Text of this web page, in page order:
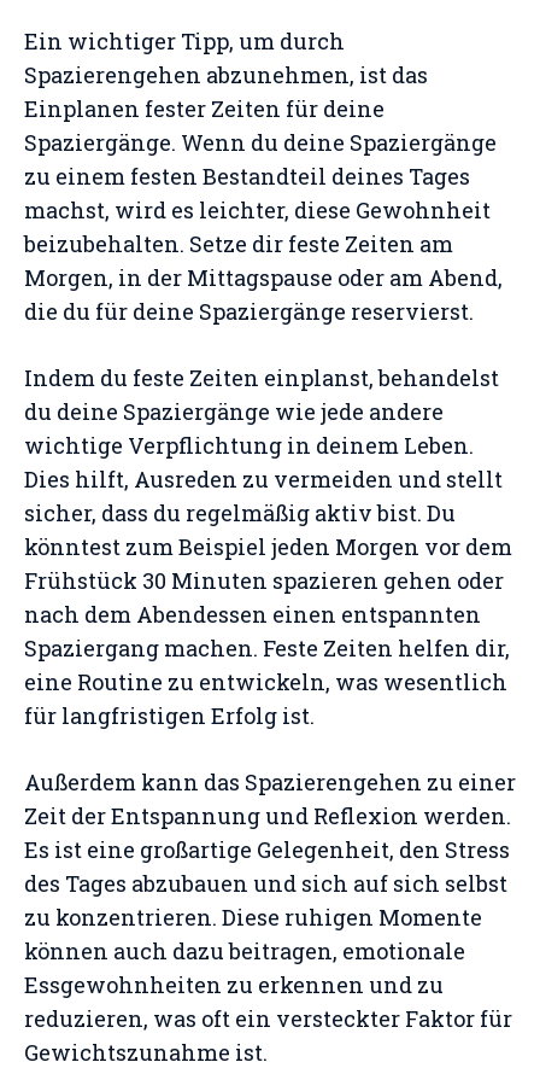
Ein wichtiger Tipp, um durch
Spazierengehen abzunehmen, ist das
Einplanen fester Zeiten für deine
Spaziergänge. Wenn du deine Spaziergänge
zu einem festen Bestandteil deines Tages
machst, wird es leichter, diese Gewohnheit
beizubehalten. Setze dir feste Zeiten am
Morgen, in der Mittagspause oder am Abend,
die du für deine Spaziergänge reservierst.
Indem du feste Zeiten einplanst, behandelst
du deine Spaziergänge wie jede andere
wichtige Verpflichtung in deinem Leben.
Dies hilft, Ausreden zu vermeiden und stellt
sicher, dass du regelmäßig aktiv bist. Du
könntest zum Beispiel jeden Morgen vor dem
Frühstück 30 Minuten spazieren gehen oder
nach dem Abendessen einen entspannten
Spaziergang machen. Feste Zeiten helfen dir,
eine Routine zu entwickeln, was wesentlich
für langfristigen Erfolg ist.
Außerdem kann das Spazierengehen zu einer
Zeit der Entspannung und Reflexion werden.
Es ist eine großartige Gelegenheit, den Stress
des Tages abzubauen und sich auf sich selbst
zu konzentrieren. Diese ruhigen Momente
können auch dazu beitragen, emotionale
Essgewohnheiten zu erkennen und zu
reduzieren, was oft ein versteckter Faktor für
Gewichtszunahme ist.